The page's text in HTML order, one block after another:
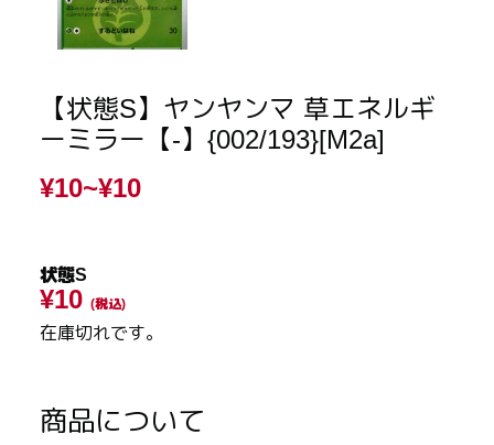
【状態S】ヤンヤンマ 草エネルギ
ーミラー【-】{002/193}[M2a]
¥10~¥10
状態S
¥10 (税込)
在庫切れです。
商品について